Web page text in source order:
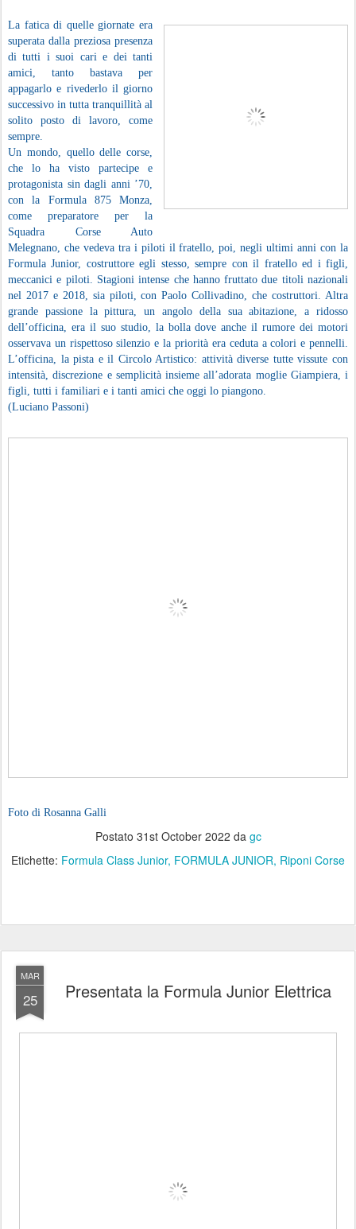
La fatica di quelle giornate era
superata dalla preziosa presenza
di tutti i suoi cari e dei tanti
amici, tanto bastava per
appagarlo e rivederlo il giorno
successivo in tutta tranquillità al
solito posto di lavoro, come
sempre.
Un mondo, quello delle corse,
che lo ha visto partecipe e
protagonista sin dagli anni ’70,
con la Formula 875 Monza,
come preparatore per la
Squadra Corse Auto
Melegnano, che vedeva tra i piloti il fratello, poi, negli ultimi anni con la
Formula Junior, costruttore egli stesso, sempre con il fratello ed i figli,
meccanici e piloti. Stagioni intense che hanno fruttato due titoli nazionali
nel 2017 e 2018, sia piloti, con Paolo Collivadino, che costruttori. Altra
grande passione la pittura, un angolo della sua abitazione, a ridosso
dell’officina, era il suo studio, la bolla dove anche il rumore dei motori
osservava un rispettoso silenzio e la priorità era ceduta a colori e pennelli.
L’officina, la pista e il Circolo Artistico: attività diverse tutte vissute con
intensità, discrezione e semplicità insieme all’adorata moglie Giampiera, i
figli, tutti i familiari e i tanti amici che oggi lo piangono.
(Luciano Passoni)
Foto di Rosanna Galli
Postato 31st October 2022 da gc
Etichette: Formula Class Junior FORMULA JUNIOR Riponi Corse
MAR
25 Presentata la Formula Junior Elettrica